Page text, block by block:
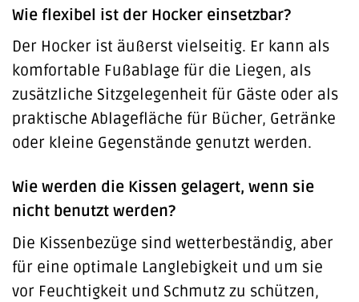
Wie flexibel ist der Hocker einsetzbar?
Der Hocker ist äußerst vielseitig. Er kann als
komfortable Fußablage für die Liegen, als
zusätzliche Sitzgelegenheit für Gäste oder als
praktische Ablagefläche für Bücher, Getränke
oder kleine Gegenstände genutzt werden.
Wie werden die Kissen gelagert, wenn sie
nicht benutzt werden?
Die Kissenbezüge sind wetterbeständig, aber
für eine optimale Langlebigkeit und um sie
vor Feuchtigkeit und Schmutz zu schützen,